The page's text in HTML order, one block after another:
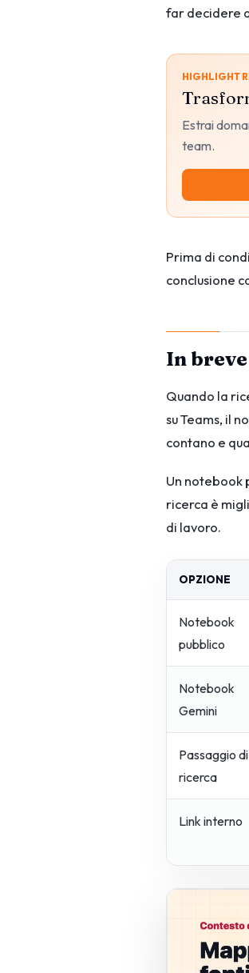
far decidere
HIGHLIGHT
Estrai
team.
Prima di
conclusione
In breve
Quando la
su Teams, il
contano e
Un notebook
ricerca è
di lavoro.
OPZIONE
Notebook
pubblico
Notebook
Gemini
Passaggio di
ricerca
Link interno